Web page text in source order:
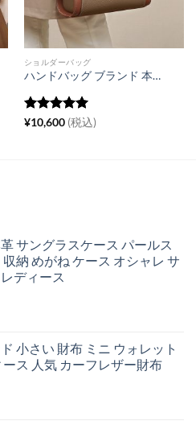
ショルダーバッグ
ハンドバッグ ブランド 本革 2way ショルダー バッグ レディース 30代 40代 斜めがけ 高級 バッグ
5段階中5の
¥10,600(税込)
サングラスケース パールス
収納 めがね ケース オシャレ サ
ディース
小さい 財布 ミニ ウォレット
ス 人気 カーフレザー財布